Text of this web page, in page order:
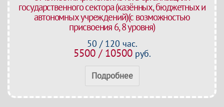
государственного сектора (казённых, бюджетных и
автономных учреждений)(с возможностью
присвоения 6, 8 уровня)
50 / 120 час.
5500 / 10500руб.
Подробнее